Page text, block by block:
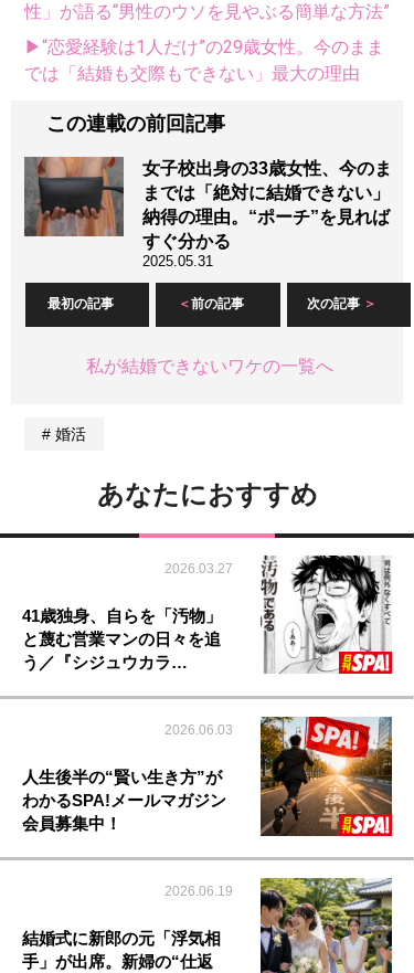
性」が語る“男性のウソを見やぶる簡単な方法”
▶“恋愛経験は1人だけ”の29歳女性。今のまま
では「結婚も交際もできない」最大の理由
この連載の前回記事
女子校出身の33歳女性、今のま
までは「絶対に結婚できない」
納得の理由。“ポーチ”を見れば
すぐ分かる
2025.05.31
最初の記事 前の記事 次の記事
私が結婚できないワケの一覧へ
婚活
あなたにおすすめ
2026.03.27
41歳独身、自らを「汚物」
と蔑む営業マンの日々を追
う／『シジュウカラ…
2026.06.03
人生後半の“賢い生き方”が
わかるSPA!メールマガジン
会員募集中！
2026.06.19
結婚式に新郎の元「浮気相
手」が出席。新婦の“仕返